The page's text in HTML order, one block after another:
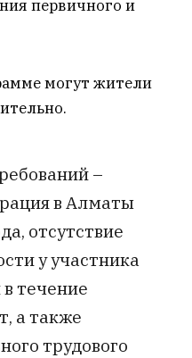
первичного и
могут жители
–
в Алматы
отсутствие
у участника
течение
а также
трудового